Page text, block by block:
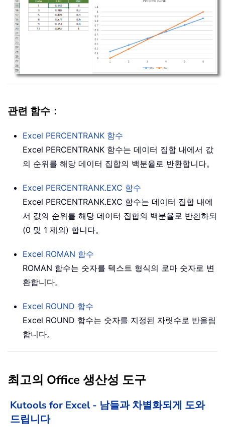
관련 함수：
Excel PERCENTRANK 함수
Excel PERCENTRANK 함수는 데이터 집합 내에서 값
의 순위를 해당 데이터 집합의 백분율로 반환합니다。
Excel PERCENTRANK.EXC 함수
Excel PERCENTRANK.EXC 함수는 데이터 집합 내에
서 값의 순위를 해당 데이터 집합의 백분율로 반환하되
(0 및 1 제외) 합니다。
Excel ROMAN 함수
ROMAN 함수는 숫자를 텍스트 형식의 로마 숫자로 변
환합니다。
Excel ROUND 함수
Excel ROUND 함수는 숫자를 지정된 자릿수로 반올림
합니다。
최고의 Office 생산성 도구
Kutools for Excel - 남들과 차별화되게 도와
드립니다